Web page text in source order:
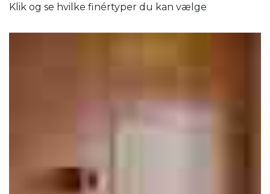
Klik og se hvilke finértyper du kan vælge